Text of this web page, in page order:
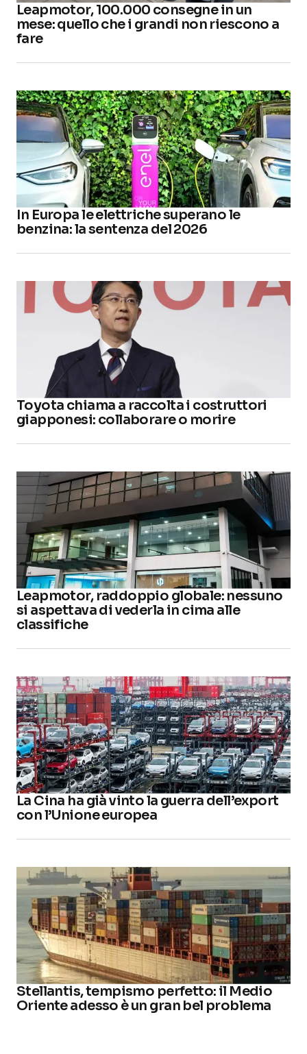
Leapmotor, 100.000 consegne in un
mese: quello che i grandi non riescono a
fare
In Europa le elettriche superano le
benzina: la sentenza del 2026
Toyota chiama a raccolta i costruttori
giapponesi: collaborare o morire
Leapmotor, raddoppio globale: nessuno
si aspettava di vederla in cima alle
classifiche
La Cina ha già vinto la guerra dell’export
con l’Unione europea
Stellantis, tempismo perfetto: il Medio
Oriente adesso è un gran bel problema